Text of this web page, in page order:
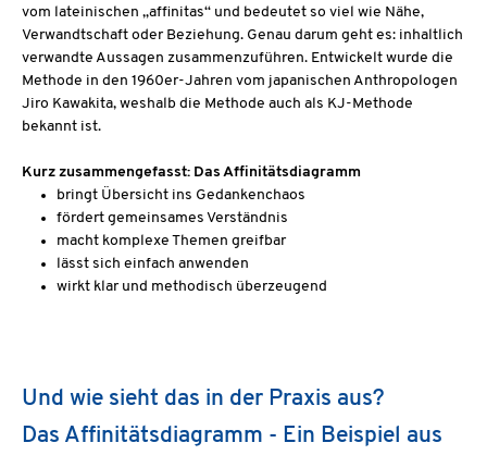
vom lateinischen „affinitas“ und bedeutet so viel wie Nähe,
Verwandtschaft oder Beziehung. Genau darum geht es: inhaltlich
verwandte Aussagen zusammenzuführen. Entwickelt wurde die
Methode in den 1960er-Jahren vom japanischen Anthropologen
Jiro Kawakita, weshalb die Methode auch als KJ-Methode
bekannt ist.
Kurz zusammengefasst: Das Affinitätsdiagramm
bringt Übersicht ins Gedankenchaos
fördert gemeinsames Verständnis
macht komplexe Themen greifbar
lässt sich einfach anwenden
wirkt klar und methodisch überzeugend
Und wie sieht das in der Praxis aus?
Das Affinitätsdiagramm - Ein Beispiel aus